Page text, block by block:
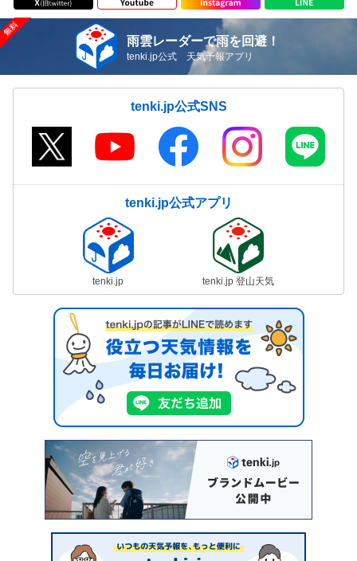
雨雲レーダーで雨を回避！
tenki.jp公式 天気予報アプリ
tenki.jp公式SNS
tenki.jp公式アプリ
tenki.jp tenki.jp 登山天気